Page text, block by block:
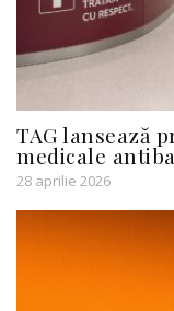
TAG lansează
medicale
28 aprilie 2026